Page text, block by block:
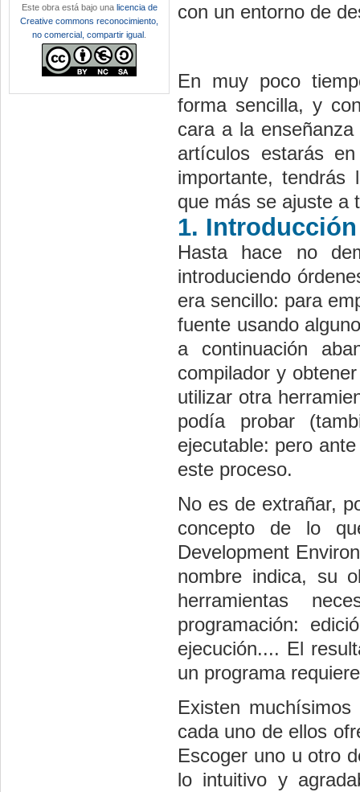
con un entorno de
En muy poco
forma sencilla, y
cara a la
artículos estarás
importante, tendrás
que más se ajuste a
1. Introducción
Hasta hace no
introduciendo
era sencillo: para
fuente usando
a continuación
compilador y
utilizar otra
podía probar
ejecutable: pero
este proceso.
No es de extrañar,
concepto de lo
Development
nombre indica, su
herramientas
programación:
ejecución.... El
un programa
Existen
cada uno de ellos
Escoger uno u otro
lo intuitivo y
Este obra está bajo una licencia de
Creative commons reconocimiento,
no comercial, compartir igual